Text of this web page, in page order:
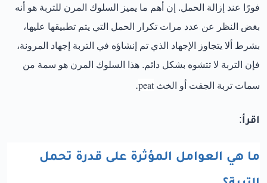
فورًا عند إزالة الحمل. إن أهم ما يميز السلوك المرن للتربة هو أنه
بغض النظر عن عدد مرات تكرار الحمل التي يتم تطبيقها عليها،
بشرط ألا يتجاوز الإجهاد الذي تم إنشاؤه في التربة إجهاد المرونة،
فإن التربة لا تتشوه بشكل دائم. هذا السلوك المرن هو سمة من
سمات تربة الجفت أو الخثpeat
.
اقرأ:
ما هي العوامل المؤثرة على قدرة تحمل